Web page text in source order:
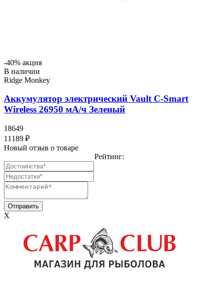
-40% акция
В наличии
Ridge Monkey
Аккумулятор электрический Vault C-Smart
Wireless 26950 мА/ч Зеленый
18649
11189 ₽
Новый отзыв о товаре
Рейтинг:
X